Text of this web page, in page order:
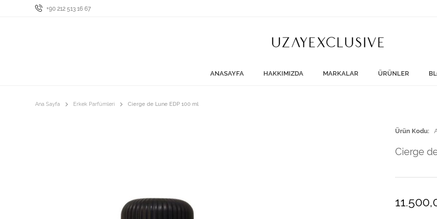
+90 212 513 16 67
ANASAYFA HAKKIMIZDA MARKALAR ÜRÜNLER
Ana Sayfa Erkek Parfümleri Cierge de Lune EDP 100 ml
Ürün Kodu
Cierge